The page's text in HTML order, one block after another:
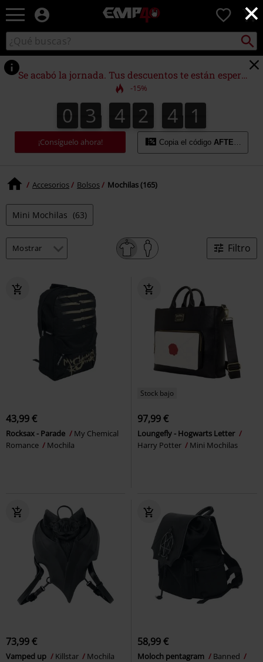
×
EMP
Música,
TV
&
Gaming
Merch
-
Ropa
Alternativa
0
Buscar
en
el
catálogo
Buscar
Se acabó la jornada. Tus descuentos te están esperando.
-15%
0
0 3
3 4
4 2
2 3
4
3
4 9
0
9
1
0
¡Consíguelo ahora! Copia el código AFTERWORK
Accesorios Bolsos Mochilas (165)
Mini Mochilas (63)
Filtro
43,99 €
Rocksax - Parade
My Chemical
Romance
Mochila
Stock bajo
97,99 €
Loungefly - Hogwarts Letter
Harry Potter
Mini Mochilas
73,99 €
Vamped up Killstar Mochila
58,99 €
Moloch pentagram
Banned